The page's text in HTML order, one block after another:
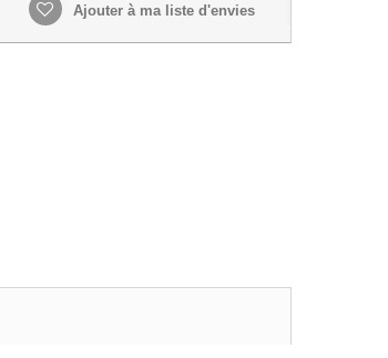
Ajouter à ma liste d'envies